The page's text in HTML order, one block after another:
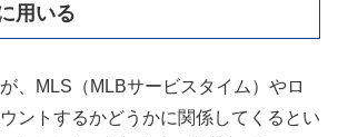
用いる
、MLS（MLBサービスタイム）やロ
ントするかどうかに関係してくるとい